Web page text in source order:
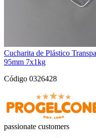
Cucharita de Plástico
95mm 7x1kg
Código 0326428
passionate customers